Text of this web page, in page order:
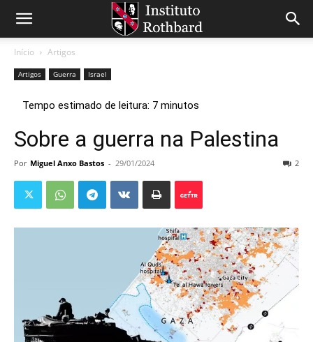
Início Artigos
Artigos Guerra Israel
Sobre a guerra na Palestina
Por Miguel Anxo Bastos - 29/01/2024 2